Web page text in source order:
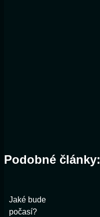
Podobné články:
Jaké bude
počasí?